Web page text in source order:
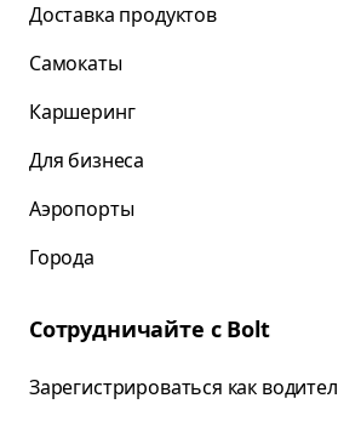
Доставка продуктов
Самокаты
Каршеринг
Для бизнеса
Аэропорты
Города
Сотрудничайте с Bolt
Зарегистрироваться как